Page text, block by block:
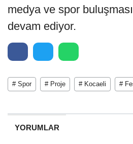
medya ve spor
devam ediyor.
# Spor # Proje # Kocaeli #
YORUMLAR